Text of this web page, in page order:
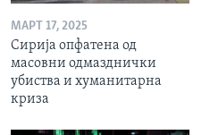
МАРТ 17, 2025
Сирија опфатена од
масовни одмазднички
убиства и хуманитарна
криза